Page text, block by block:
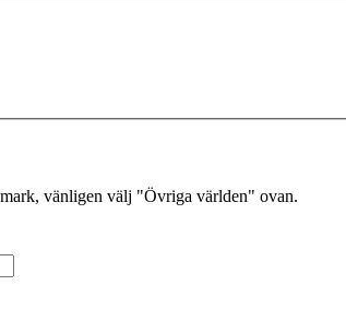
vänligen välj "Övriga världen" ovan.